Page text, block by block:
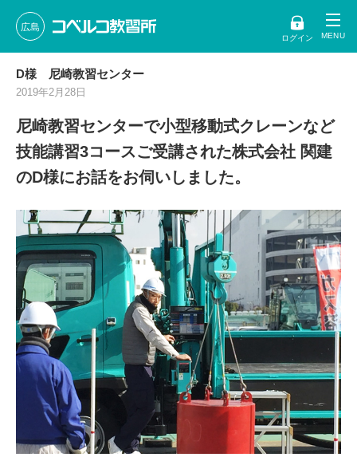
広島
ログイン
D様 尼崎教習センター
2019年2月28日
尼崎教習センターで小型移動式クレーンなど
技能講習3コースご受講された株式会社 関建
のD様にお話をお伺いしました。